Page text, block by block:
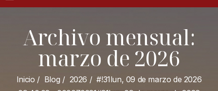
Archivo mensual:
marzo de 2026
Inicio / Blog / 2026 /#!31lun, 09 de marzo de 2026